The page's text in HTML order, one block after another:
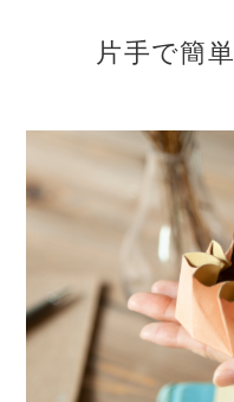
片手で簡